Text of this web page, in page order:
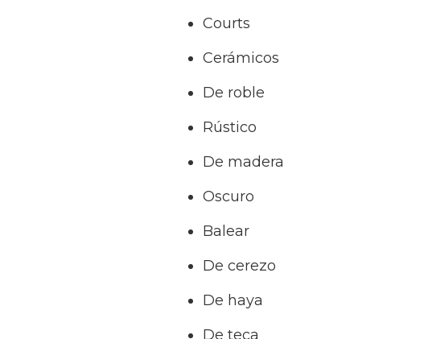
Courts
Cerámicos
De roble
Rústico
De madera
Oscuro
Balear
De cerezo
De haya
De teca